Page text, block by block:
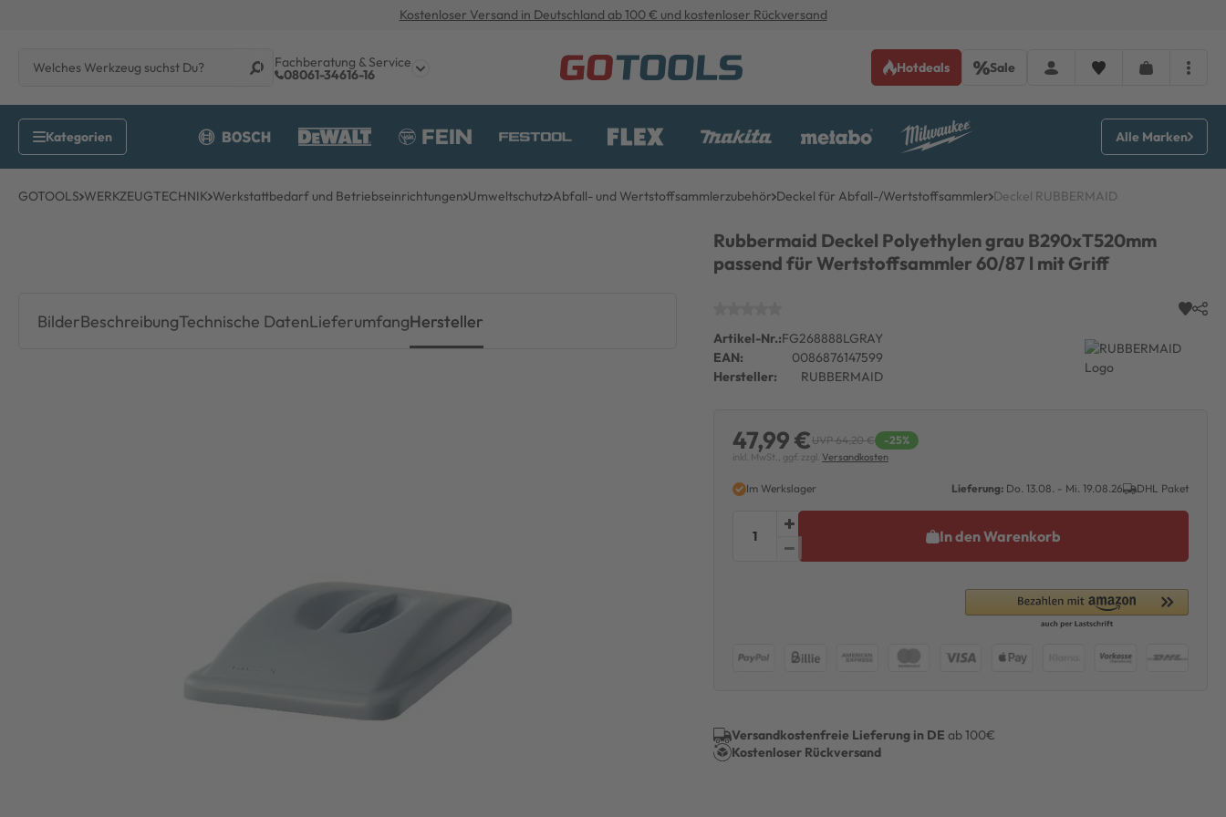
Kostenloser Versand in Deutschland ab 100 € und kostenloser Rückversand
Fachberatung & Service
08061-34616-16 Hotdeals Sale
Alle Marken
GOTOOLS WERKZEUGTECHNIK Werkstattbedarf und Betriebseinrichtungen Umweltschutz Abfall- und Wertstoffsammlerzubehör Deckel für Abfall-/Wertstoffsammler Deckel RUBBERMAID
BilderBeschreibungTechnische DatenLieferumfangHersteller
Rubbermaid Deckel Polyethylen grau B290xT520mm
passend für Wertstoffsammler 60/87 l mit Griff
Artikel-Nr.:FG268888LGRAY
EAN:
0086876147599
Hersteller:
RUBBERMAID
47,99 €UVP 64,20 € -25%
inkl. MwSt., ggf. zzgl. Versandkosten
Im Werkslager Lieferung: Do. 13.08. - Mi. 19.08.26 DHL Paket
In den Warenkorb
Versandkostenfreie Lieferung in DE ab 100€
Kostenloser Rückversand